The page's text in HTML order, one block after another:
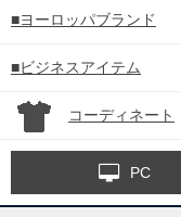
■ヨーロッパブランド
■ビジネスアイテム
コーディネート
PC